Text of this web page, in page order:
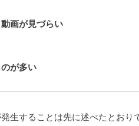
画が見づらい
が多い
生することは先に述べたとおり